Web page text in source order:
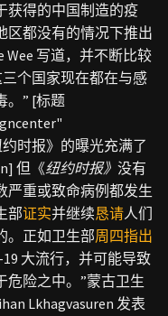
获得的中国制造的疫
区都没有的情况下推出
Wee 写道，并不断比较
个国家现在都在与感
。” [标题
约时报》的曝光充满了
但《纽约时报》 没有
严重或致命病例都发生
部证实并继续恳请人们
。正如卫生部周四指出
19 大流行，并可能导致
危险之中。”蒙古卫生
Lkhagvasuren 发表